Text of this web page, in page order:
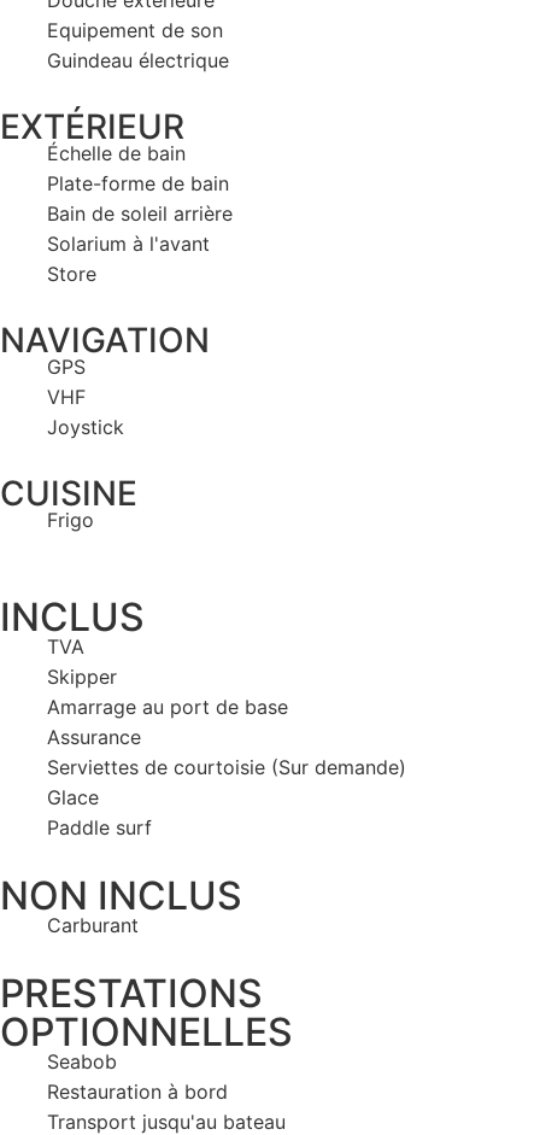
Equipement de son
Guindeau électrique
EXTÉRIEUR
Échelle de bain
Plate-forme de bain
Bain de soleil arrière
Solarium à l'avant
Store
NAVIGATION
GPS
VHF
Joystick
CUISINE
Frigo
INCLUS
TVA
Skipper
Amarrage au port de base
Assurance
Serviettes de courtoisie (Sur demande)
Glace
Paddle surf
NON INCLUS
Carburant
PRESTATIONS
OPTIONNELLES
Seabob
Restauration à bord
Transport jusqu'au bateau